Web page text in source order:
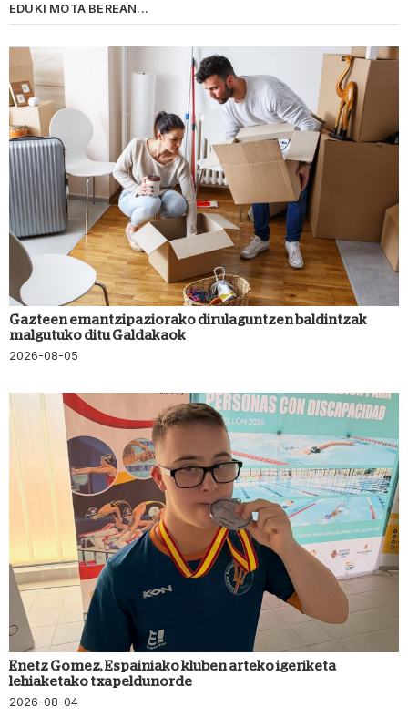
EDUKI MOTA BEREAN...
Gazteen emantzipaziorako dirulaguntzen baldintzak
malgutuko ditu Galdakaok
2026-08-05
Enetz Gomez, Espainiako kluben arteko igeriketa
lehiaketako txapeldunorde
2026-08-04